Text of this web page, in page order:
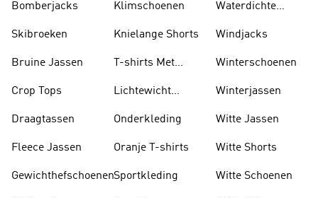
Bomberjacks
Skibroeken
Bruine Jassen
Crop Tops
Draagtassen
Fleece Jassen
Gewichthefschoenen
Klimschoenen
Knielange Shorts
T-shirts Met
Lichtewicht
Onderkleding
Oranje T-shirts
Sportkleding
Waterdichte
Windjacks
Winterschoenen
Winterjassen
Witte Jassen
Witte Shorts
Witte Schoenen